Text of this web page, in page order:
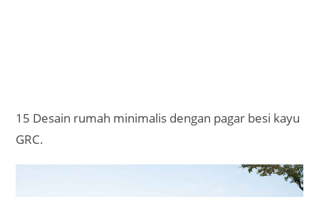
15 Desain rumah minimalis dengan pagar besi kayu
GRC.